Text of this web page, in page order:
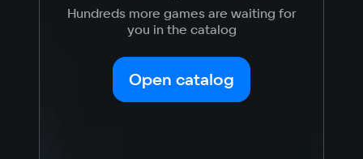
Hundreds more games are waiting for
you in the catalog
Open catalog